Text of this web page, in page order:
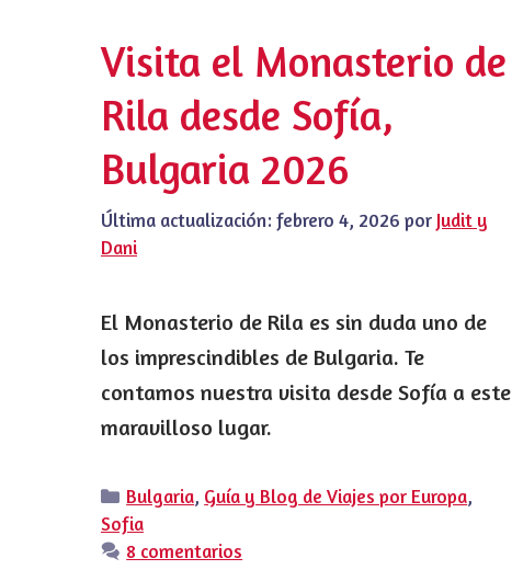
Visita el Monasterio de
Rila desde Sofía,
Bulgaria 2026
Última actualización: febrero 4, 2026 por Judit y
Dani
El Monasterio de Rila es sin duda uno de
los imprescindibles de Bulgaria. Te
contamos nuestra visita desde Sofía a este
maravilloso lugar.
Categorías
Bulgaria, Guía y Blog de Viajes por Europa,
Sofia
8 comentarios